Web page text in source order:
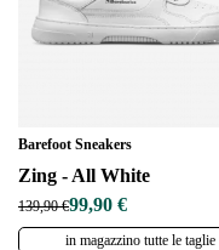
Barefoot Sneakers
Zing - All White
139,90 €99,90 €
in magazzino tutte le taglie